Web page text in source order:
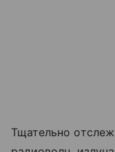
Тщательно